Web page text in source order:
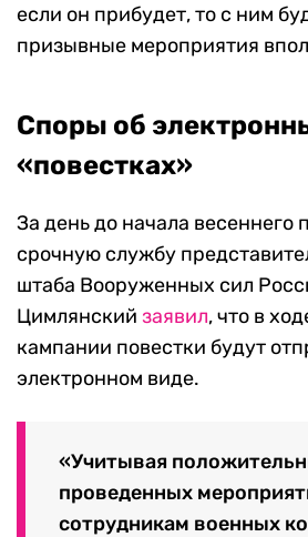
если он прибудет, то с ним
призывные мероприятия
Споры об
«повестках»
За день до начала весеннего
срочную службу
штаба Вооруженных сил
Цимлянский заявил, что в
кампании повестки будут
электронном виде.
«Учитывая
проведенных
сотрудникам военных